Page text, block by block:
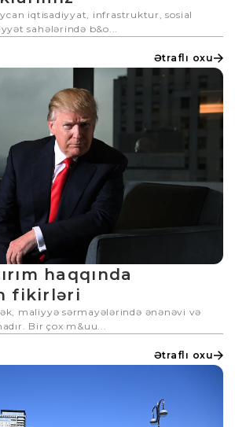
iqtisadiyyat, infrastruktur, sosial
sahələrində b&o...
Ətraflı oxu
haqqında
fikirləri
maliyyə sərmayələrində ənənəvi və
Bir çox m&uu...
Ətraflı oxu